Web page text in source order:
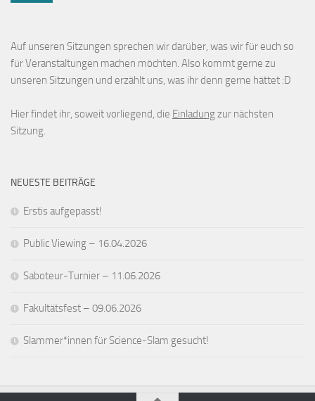
Auf unseren Sitzungen sprechen wir darüber, was wir für euch so
für Veranstaltungen machen möchten. Also kommt gerne zu
unseren Sitzungen und erzählt uns, was ihr denn gerne hättet :D
Hier findet ihr, soweit vorliegend, die Einladungzur nächsten
Sitzung.
NEUESTE BEITRÄGE
Erstis aufgepasst!
Public Viewing – 16.04.2026
Saboteur-Turnier – 11.06.2026
Fakultätsfest – 09.06.2026
Slammer*innen für Science-Slam gesucht!